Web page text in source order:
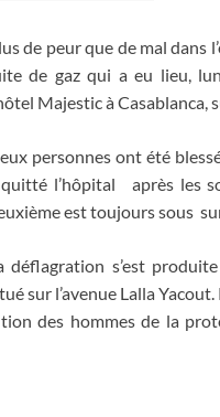
de peur que de mal dans
de gaz qui a eu lieu,
Majestic à Casablanca,
personnes ont été
l’hôpital après les
est toujours sous
déflagration s’est
sur l’avenue Lalla
des hommes de la